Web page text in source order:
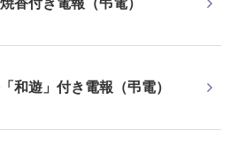
和遊」付き電報（弔電）